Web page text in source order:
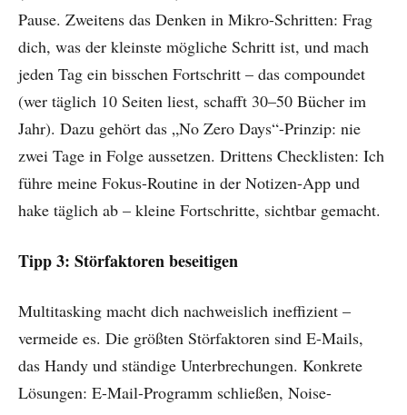
Pause. Zweitens das Denken in Mikro-Schritten: Frag
dich, was der kleinste mögliche Schritt ist, und mach
jeden Tag ein bisschen Fortschritt – das compoundet
(wer täglich 10 Seiten liest, schafft 30–50 Bücher im
Jahr). Dazu gehört das „No Zero Days“-Prinzip: nie
zwei Tage in Folge aussetzen. Drittens Checklisten: Ich
führe meine Fokus-Routine in der Notizen-App und
hake täglich ab – kleine Fortschritte, sichtbar gemacht.
Tipp 3: Störfaktoren beseitigen
Multitasking macht dich nachweislich ineffizient –
vermeide es. Die größten Störfaktoren sind E-Mails,
das Handy und ständige Unterbrechungen. Konkrete
Lösungen: E-Mail-Programm schließen, Noise-